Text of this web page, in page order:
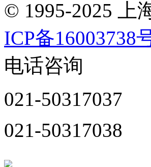
© 1995-2025 上
ICP备16003738
电话咨询
021-50317037
021-50317038